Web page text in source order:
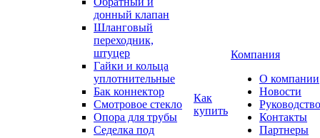
донный клапан
Шланговый
переходник,
штуцер
Гайки и кольца
уплотнительные
Бак коннектор
Смотровое стекло
Опора для трубы
Седелка под
Как
купить
Компания
О компании
Новости
Руководство
Контакты
Партнеры